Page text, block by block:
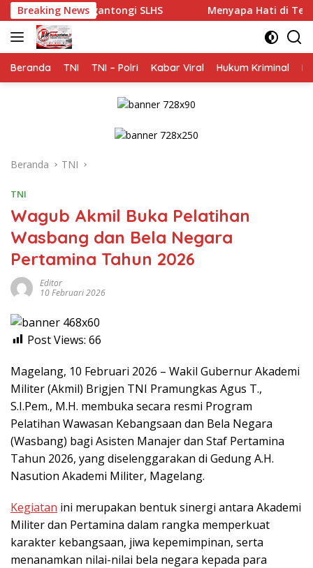
Langsung
ke
konten
Breaking News
SLHS Menyapa Hati di Teras Rumah: Cara
Beranda TNI TNI – Polri Kabar Viral Hukum Kriminal
Beranda TNI
TNI
Wagub Akmil Buka Pelatihan
Wasbang dan Bela Negara
Pertamina Tahun 2026
Editor
10 Februari 2026
Post Views: 66
Magelang, 10 Februari 2026 – Wakil Gubernur Akademi
Militer (Akmil) Brigjen TNI Pramungkas Agus T.,
S.I.Pem., M.H. membuka secara resmi Program
Pelatihan Wawasan Kebangsaan dan Bela Negara
(Wasbang) bagi Asisten Manajer dan Staf Pertamina
Tahun 2026, yang diselenggarakan di Gedung A.H.
Nasution Akademi Militer, Magelang.
Kegiatan ini merupakan bentuk sinergi antara Akademi
Militer dan Pertamina dalam rangka memperkuat
karakter kebangsaan, jiwa kepemimpinan, serta
menanamkan nilai-nilai bela negara kepada para